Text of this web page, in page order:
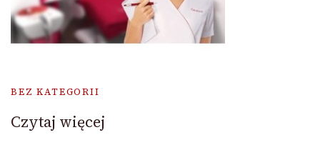
BEZ KATEGORII
Czytaj więcej